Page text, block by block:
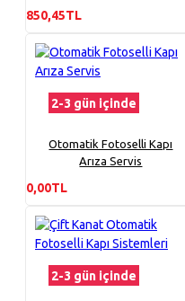
850,45TL
2-3 gün içinde
Otomatik Fotoselli Kapı
Arıza Servis
0,00TL
2-3 gün içinde